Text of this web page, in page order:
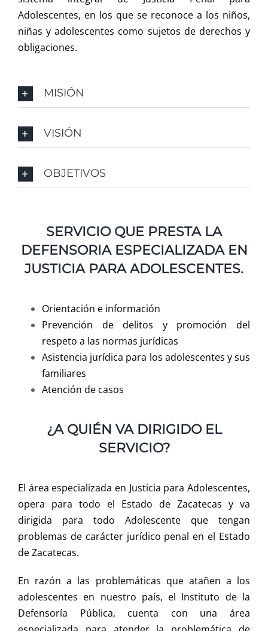
Adolescentes, en los que se reconoce a los niños,
niñas y adolescentes como sujetos de derechos y
obligaciones.
MISIÓN
VISIÓN
OBJETIVOS
SERVICIO QUE PRESTA LA
DEFENSORIA ESPECIALIZADA EN
JUSTICIA PARA ADOLESCENTES.
Orientación e información
Prevención de delitos y promoción del
respeto a las normas jurídicas
Asistencia jurídica para los adolescentes y sus
familiares
Atención de casos
¿A QUIÉN VA DIRIGIDO EL
SERVICIO?
El área especializada en Justicia para Adolescentes,
opera para todo el Estado de Zacatecas y va
dirigida para todo Adolescente que tengan
problemas de carácter jurídico penal en el Estado
de Zacatecas.
En razón a las problemáticas que atañen a los
adolescentes en nuestro país, el Instituto de la
Defensoría Pública, cuenta con una área